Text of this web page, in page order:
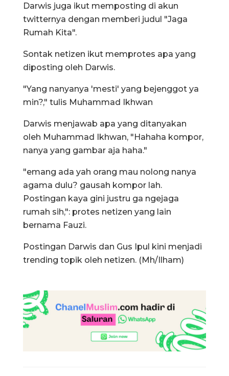
Darwis juga ikut memposting di akun
twitternya dengan memberi judul "Jaga
Rumah Kita".
Sontak netizen ikut memprotes apa yang
diposting oleh Darwis.
"Yang nanyanya 'mesti' yang bejenggot ya
min?," tulis Muhammad Ikhwan
Darwis menjawab apa yang ditanyakan
oleh Muhammad Ikhwan, "Hahaha kompor,
nanya yang gambar aja haha."
"emang ada yah orang mau nolong nanya
agama dulu? gausah kompor lah.
Postingan kaya gini justru ga ngejaga
rumah sih,": protes netizen yang lain
bernama Fauzi.
Postingan Darwis dan Gus Ipul kini menjadi
trending topik oleh netizen. (Mh/Ilham)